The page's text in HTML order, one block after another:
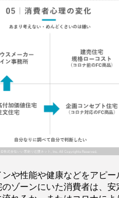
や性能や健康などをアピー
ゾーンにいた消費者は、安